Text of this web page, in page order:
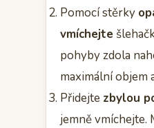
Pomocí stěrky
vmíchejte
pohyby zdola
maximální objem
Přidejte zbylou
jemně vmíchejte.